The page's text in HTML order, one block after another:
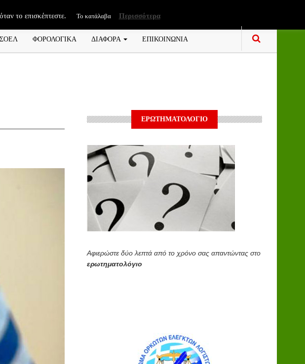
ΦΟΡΟΛΟΓΙΚΑ ΔΙΑΦΟΡΑ ΕΠΙΚΟΙΝΩΝΙΑ
ΕΡΩΤΗΜΑΤΟΛΟΓΙΟ
Αφιερώστε δύο λεπτά από το χρόνο σας απαντώντας στο
ερωτηματολόγιο
το επισκέπτεστε. Το κατάλαβα Περισσότερα